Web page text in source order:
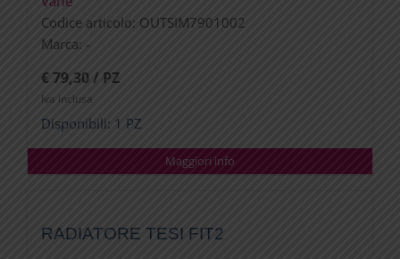
Codice articolo: OUTSIM7901002
Marca: -
€ 79,30 / PZ
Iva inclusa
Disponibili: 1 PZ
Maggiori info
RADIATORE TESI FIT2